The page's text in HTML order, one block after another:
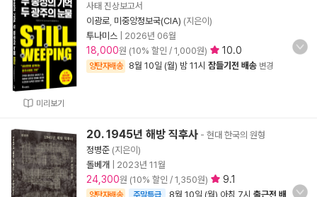
미리보기
사태 진상보고서
이광로 미중앙정보국(CIA) (지은이)
투나미스
2026년 06월
18,000원 (10% 할인 / 1,000원) 10.0
양탄자배송 8월 10일 (월) 밤 11시 잠들기전 배송 변경
20. 1945년 해방 직후사 - 현대 한국의 원형
정병준 (지은이)
돌베개
2023년 11월
24,300원 (10% 할인 / 1,350원) 9.1
양탄자배송 주말특급 8월 10일 (월) 아침 7시 출근전 배